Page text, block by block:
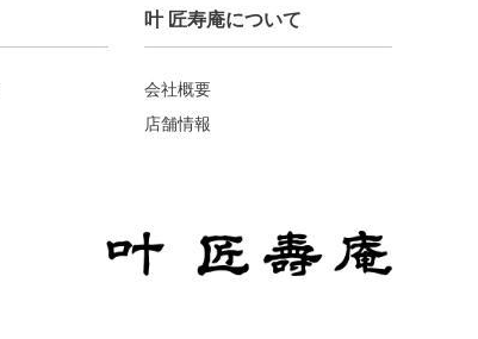
叶 匠寿庵について
会社概要
店舗情報